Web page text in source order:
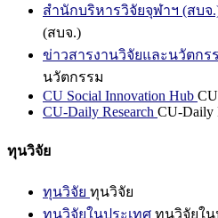
สำนักบริหารวิจัยจุฬาฯ (สบจ
(สบจ.)
ข่าวสารงานวิจัยและนวัตกร
นวัตกรรม
CU Social Innovation Hub
CU-Daily Research CU-Daily
ทุนวิจัย
ทุนวิจัย ทุนวิจัย
ทุนวิจัยในประเทศ ทุนวิจัยใน